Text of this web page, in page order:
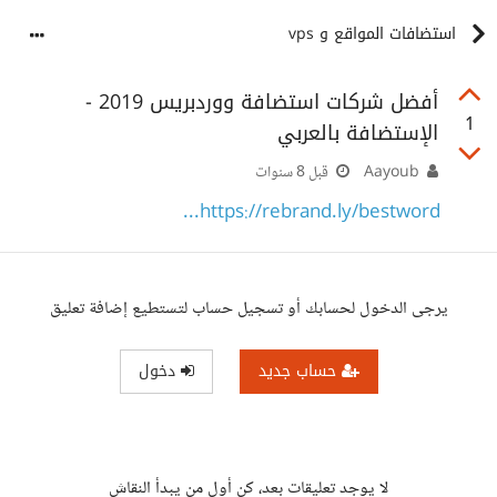
استضافات المواقع و vps
1
أفضل شركات استضافة ووردبريس 2019 -
الإستضافة بالعربي
قبل 8 سنوات
https://rebrand.ly/bestword...
يرجى الدخول لحسابك أو تسجيل حساب لتستطيع إضافة تعليق
حساب جديد دخول
لا يوجد تعليقات بعد، كن أول من يبدأ النقاش